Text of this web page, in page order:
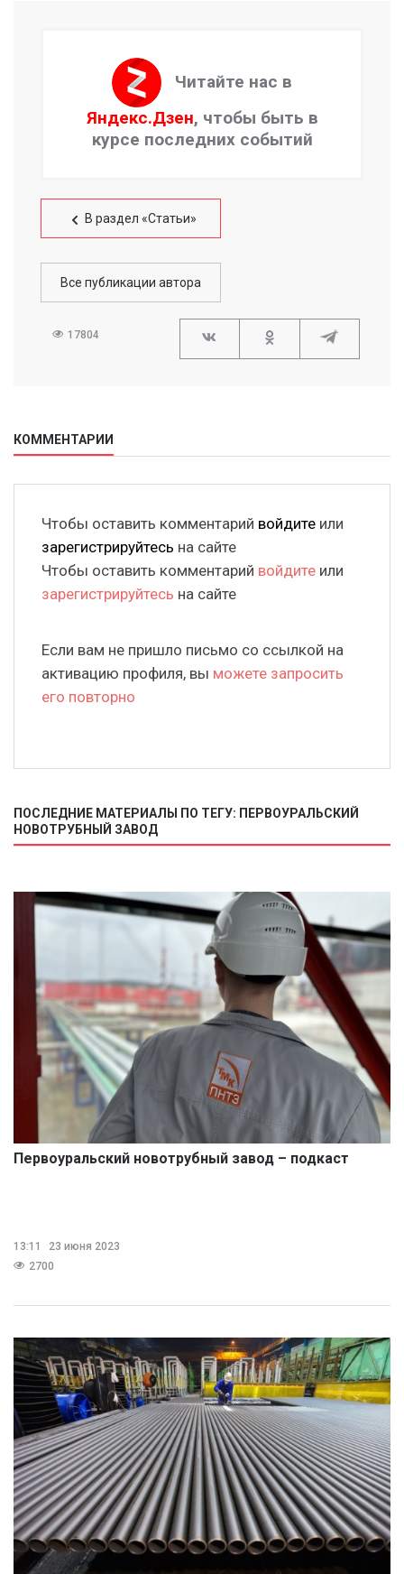
Читайте нас в
Яндекс.Дзен, чтобы быть в
курсе последних событий
В раздел «Статьи»
Все публикации автора
17804
КОММЕНТАРИИ
Чтобы оставить комментарий войдите или
зарегистрируйтесь на сайте
Чтобы оставить комментарий войдите или
зарегистрируйтесь на сайте
Если вам не пришло письмо со ссылкой на
активацию профиля, вы можете запросить
его повторно
ПОСЛЕДНИЕ МАТЕРИАЛЫ ПО ТЕГУ: ПЕРВОУРАЛЬСКИЙ
НОВОТРУБНЫЙ ЗАВОД
Первоуральский новотрубный завод – подкаст
13:11
23 июня 2023
2700